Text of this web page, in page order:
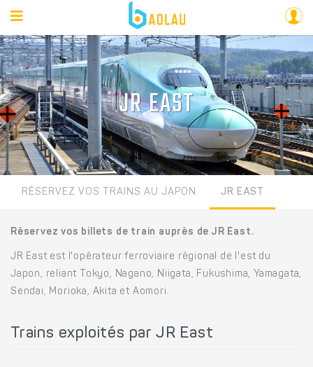
JR EAST
RÉSERVEZ VOS TRAINS AU JAPON JR EAST
Réservez vos billets de train auprès de JR East.
JR East est l'opérateur ferroviaire régional de l'est du
Japon, reliant Tokyo, Nagano, Niigata, Fukushima, Yamagata,
Sendai, Morioka, Akita et Aomori.
Trains exploités par JR East